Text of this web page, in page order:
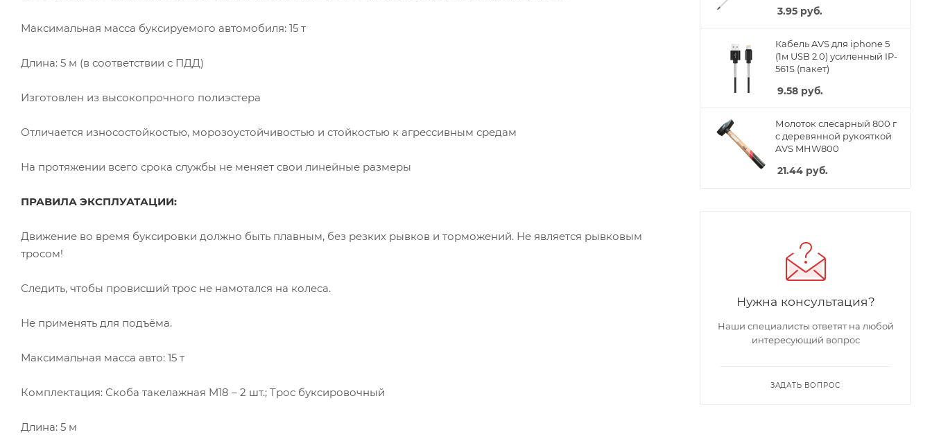
Максимальная масса буксируемого автомобиля: 15 т
Длина: 5 м (в соответствии с ПДД)
Изготовлен из высокопрочного полиэстера
Отличается износостойкостью, морозоустойчивостью и стойкостью к агрессивным средам
На протяжении всего срока службы не меняет свои линейные размеры
ПРАВИЛА ЭКСПЛУАТАЦИИ:
Движение во время буксировки должно быть плавным, без резких рывков и торможений. Не является рывковым
тросом!
Следить, чтобы провисший трос не намотался на колеса.
Не применять для подъёма.
Максимальная масса авто: 15 т
Комплектация: Скоба такелажная M18 – 2 шт.; Трос буксировочный
Длина: 5 м
3.95 руб.
Кабель AVS для iphone 5
(1м USB 2.0) усиленный IP-
561S (пакет)
9.58 руб.
Молоток слесарный 800 г
с деревянной рукояткой
AVS MHW800
21.44 руб.
Нужна консультация?
Наши специалисты ответят на любой
интересующий вопрос
ЗАДАТЬ ВОПРОС